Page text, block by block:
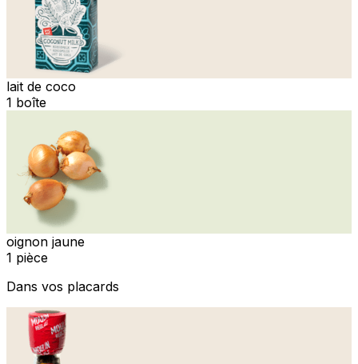
lait de coco
1 boîte
oignon jaune
1 pièce
Dans vos placards